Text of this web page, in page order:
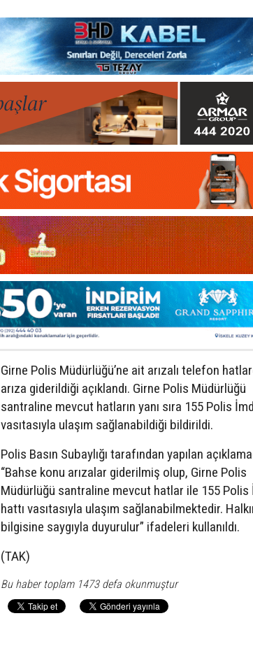
Girne Polis Müdürlüğü’ne ait arızalı telefon
arıza giderildiği açıklandı. Girne Polis Müdürlüğü
santraline mevcut hatların yanı sıra 155 Polis
vasıtasıyla ulaşım sağlanabildiği bildirildi.
Polis Basın Subaylığı tarafından yapılan
“Bahse konu arızalar giderilmiş olup, Girne Polis
Müdürlüğü santraline mevcut hatlar ile 155 Polis
hattı vasıtasıyla ulaşım sağlanabilmektedir.
bilgisine saygıyla duyurulur” ifadeleri kullanıldı.
(TAK)
Bu haber toplam 1473 defa okunmuştur